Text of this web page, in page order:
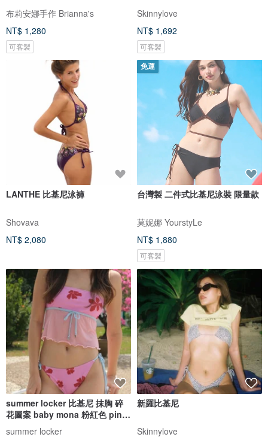
布莉安娜手作 Brianna's
NT$ 1,280
可客製
Skinnylove
NT$ 1,692
可客製
LANTHE 比基尼泳褲
Shovava
NT$ 2,080
免運
台灣製 二件式比基尼泳裝 限量款
莫妮娜 YourstyLe
NT$ 1,880
可客製
summer locker 比基尼 抹胸 碎
花圖案 baby mona 粉紅色 pink
summer locker
新羅比基尼
Skinnylove